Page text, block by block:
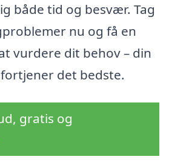
både tid og besvær. Tag
nu og få en
vurdere dit behov – din
det bedste.
gratis og